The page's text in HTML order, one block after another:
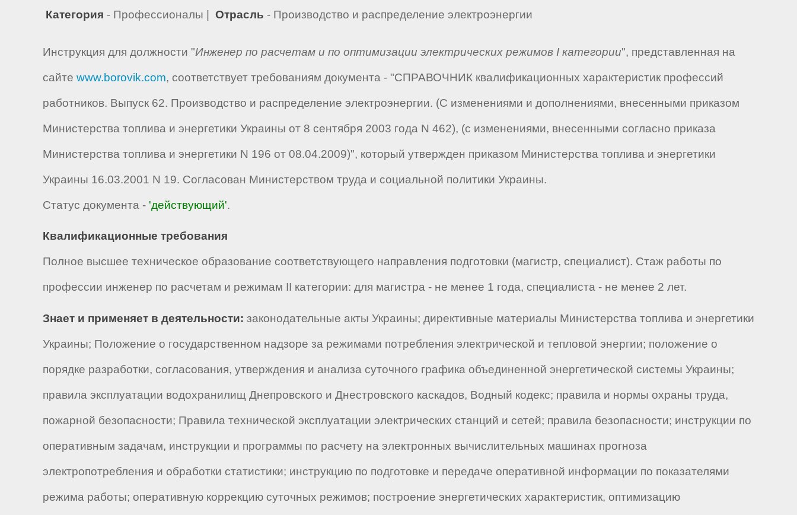
Категория - Профессионалы | Отрасль - Производство и распределение электроэнергии
Инструкция для должности "Инженер по расчетам и по оптимизации электрических режимов I категории", представленная на
сайте www.borovik.com, соответствует требованиям документа - "СПРАВОЧНИК квалификационных характеристик профессий
работников. Выпуск 62. Производство и распределение электроэнергии. (С изменениями и дополнениями, внесенными приказом
Министерства топлива и энергетики Украины от 8 сентября 2003 года N 462), (с изменениями, внесенными согласно приказа
Министерства топлива и энергетики N 196 от 08.04.2009)", который утвержден приказом Министерства топлива и энергетики
Украины 16.03.2001 N 19. Согласован Министерством труда и социальной политики Украины.
Статус документа - 'действующий'.
Квалификационные требования
Полное высшее техническое образование соответствующего направления подготовки (магистр, специалист). Стаж работы по
профессии инженер по расчетам и режимам II категории: для магистра - не менее 1 года, специалиста - не менее 2 лет.
Знает и применяет в деятельности: законодательные акты Украины; директивные материалы Министерства топлива и энергетики
Украины; Положение о государственном надзоре за режимами потребления электрической и тепловой энергии; положение о
порядке разработки, согласования, утверждения и анализа суточного графика объединенной энергетической системы Украины;
правила эксплуатации водохранилищ Днепровского и Днестровского каскадов, Водный кодекс; правила и нормы охраны труда,
пожарной безопасности; Правила технической эксплуатации электрических станций и сетей; правила безопасности; инструкции по
оперативным задачам, инструкции и программы по расчету на электронных вычислительных машинах прогноза
электропотребления и обработки статистики; инструкцию по подготовке и передаче оперативной информации по показателями
режима работы; оперативную коррекцию суточных режимов; построение энергетических характеристик, оптимизацию